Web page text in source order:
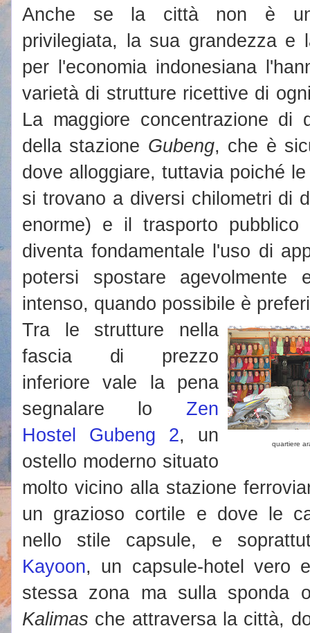
Anche se la città non è
privilegiata, la sua grandezza e
per l'economia indonesiana
varietà di strutture ricettive di
La maggiore concentrazione
della stazione Gubeng, che è
dove alloggiare, tuttavia poiché
si trovano a diversi chilometri di
enorme) e il trasporto
diventa fondamentale l'uso di
potersi spostare
intenso, quando possibile è
quartiere
Tra le strutture nella
fascia di prezzo
inferiore vale la pena
segnalare lo Zen
Hostel Gubeng 2, un
ostello moderno situato
molto vicino alla stazione
un grazioso cortile e dove le
nello stile capsule, e
Kayoon, un capsule-hotel vero
stessa zona ma sulla sponda
Kalimas che attraversa la città,